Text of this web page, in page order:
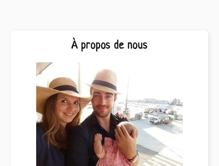
principale
À propos de nous